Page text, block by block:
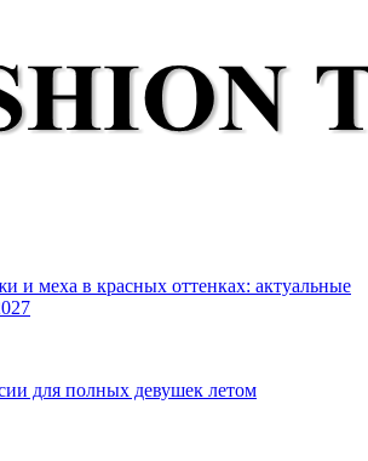
и меха в красных оттенках: актуальные
для полных девушек летом